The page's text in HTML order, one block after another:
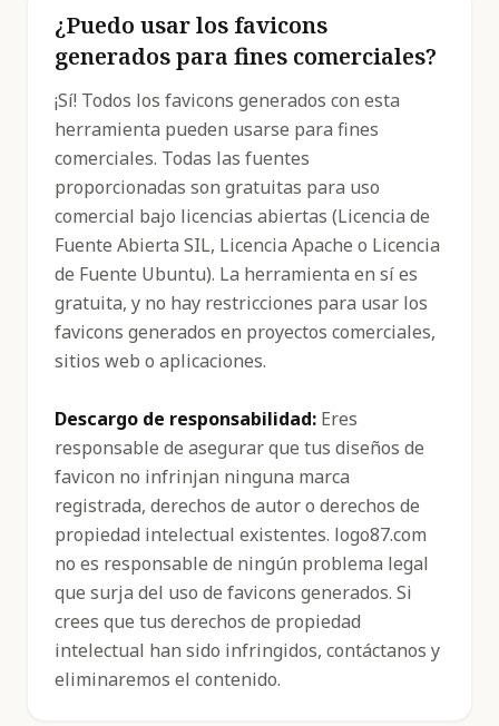
¿Puedo usar los favicons
generados para fines comerciales?
¡Sí! Todos los favicons generados con esta
herramienta pueden usarse para fines
comerciales. Todas las fuentes
proporcionadas son gratuitas para uso
comercial bajo licencias abiertas (Licencia de
Fuente Abierta SIL, Licencia Apache o Licencia
de Fuente Ubuntu). La herramienta en sí es
gratuita, y no hay restricciones para usar los
favicons generados en proyectos comerciales,
sitios web o aplicaciones.
Descargo de responsabilidad: Eres
responsable de asegurar que tus diseños de
favicon no infrinjan ninguna marca
registrada, derechos de autor o derechos de
propiedad intelectual existentes. logo87.com
no es responsable de ningún problema legal
que surja del uso de favicons generados. Si
crees que tus derechos de propiedad
intelectual han sido infringidos, contáctanos y
eliminaremos el contenido.